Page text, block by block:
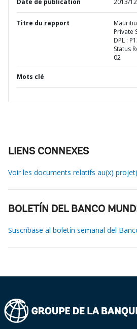
Date de publication 2013/
Titre du rapport
Private
DPL :
Status
02
Mots clé
LIENS CONNEXES
Voir les documents relatifs au(x)
BOLETÍN DEL BANCO
Suscríbase al boletín semanal del